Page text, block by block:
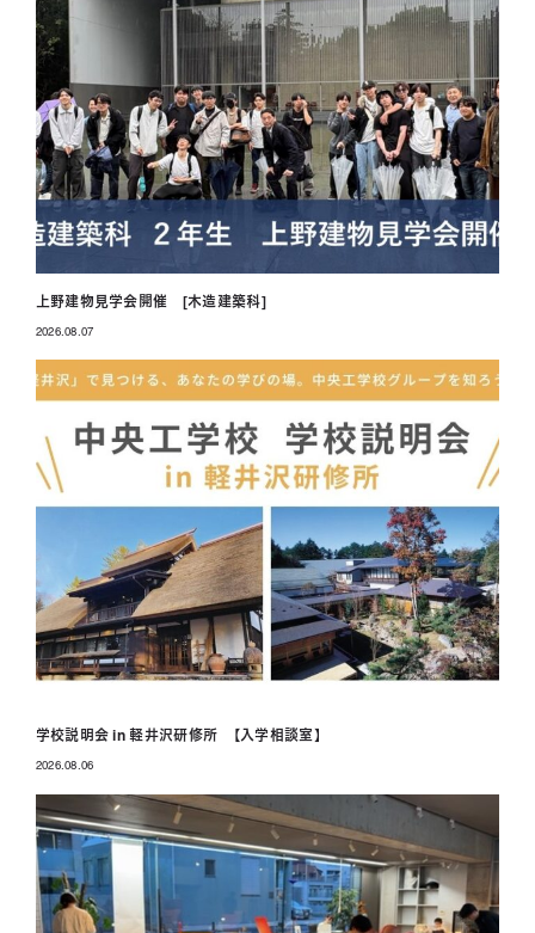
上野建物見学会開催 [木造建築科]
2026.08.07
学校説明会 in 軽井沢研修所 【入学相談室】
2026.08.06